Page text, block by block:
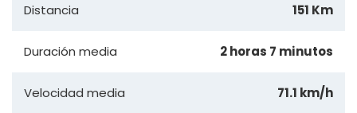
Distancia 151 Km
Duración media 2 horas 7 minutos
Velocidad media 71.1 km/h